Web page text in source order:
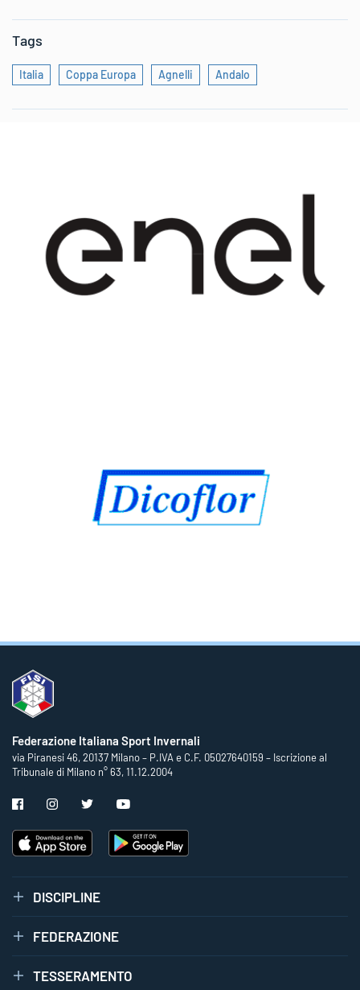
Tags
Italia Coppa Europa Agnelli Andalo
Federazione Italiana Sport Invernali
via Piranesi 46, 20137 Milano – P.IVA e C.F. 05027640159 – Iscrizione al
Tribunale di Milano n° 63, 11.12.2004
DISCIPLINE
FEDERAZIONE
TESSERAMENTO